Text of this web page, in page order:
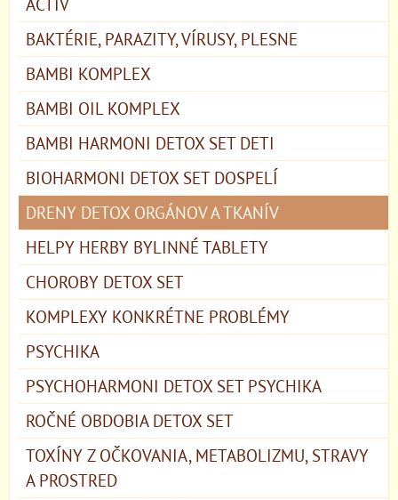
BAKTÉRIE, PARAZITY, VÍRUSY, PLESNE
BAMBI KOMPLEX
BAMBI OIL KOMPLEX
BAMBI HARMONI DETOX SET DETI
BIOHARMONI DETOX SET DOSPELÍ
DRENY DETOX ORGÁNOV A TKANÍV
HELPY HERBY BYLINNÉ TABLETY
CHOROBY DETOX SET
KOMPLEXY KONKRÉTNE PROBLÉMY
PSYCHIKA
PSYCHOHARMONI DETOX SET PSYCHIKA
ROČNÉ OBDOBIA DETOX SET
TOXÍNY Z OČKOVANIA, METABOLIZMU, STRAVY
A PROSTRED